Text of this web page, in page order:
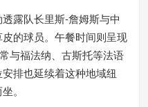
露队长里斯-詹姆斯与中
的球员。午餐时间则呈现
与福法纳、古斯托等法语
排也延续着这种地域纽
。